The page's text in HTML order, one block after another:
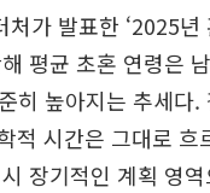
가 발표한 ‘2025년
평균 초혼 연령은
히 높아지는 추세다.
적 시간은 그대로 흐
장기적인 계획 영